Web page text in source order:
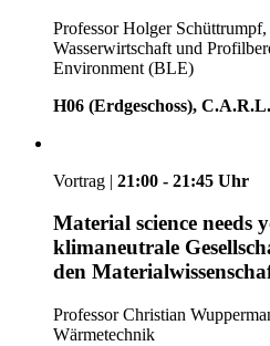
Professor Holger Schüttrumpf,
Wasserwirtschaft und
Environment (BLE)
H06 (Erdgeschoss),
Vortrag | 21:00 - 21:45 Uhr
Material science needs
klimaneutrale
den
Professor Christian
Wärmetechnik